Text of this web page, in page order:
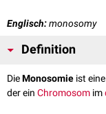
Englisch:monosomy
Definition
DieMonosomie ist
der ein Chromosom im